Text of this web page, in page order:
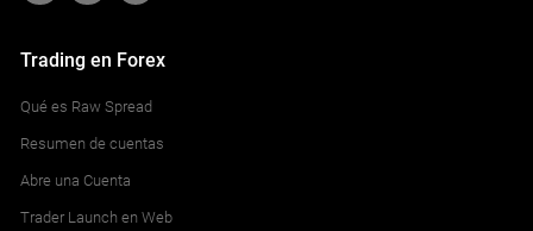
Trading en Forex
Qué es Raw Spread
Resumen de cuentas
Abre una Cuenta
Trader Launch en Web